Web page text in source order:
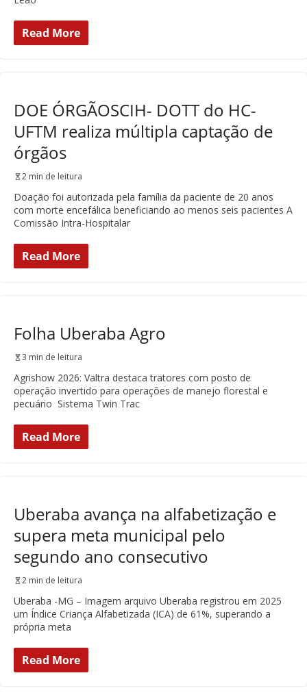
Read More
DOE ÓRGÃOSCIH- DOTT do HC-
UFTM realiza múltipla captação de
órgãos
2 min de leitura
Doação foi autorizada pela família da paciente de 20 anos
com morte encefálica beneficiando ao menos seis pacientes A
Comissão Intra-Hospitalar
Read More
Folha Uberaba Agro
3 min de leitura
Agrishow 2026: Valtra destaca tratores com posto de
operação invertido para operações de manejo florestal e
pecuário Sistema Twin Trac
Read More
Uberaba avança na alfabetização e
supera meta municipal pelo
segundo ano consecutivo
2 min de leitura
Uberaba -MG – Imagem arquivo Uberaba registrou em 2025
um Índice Criança Alfabetizada (ICA) de 61%, superando a
própria meta
Read More